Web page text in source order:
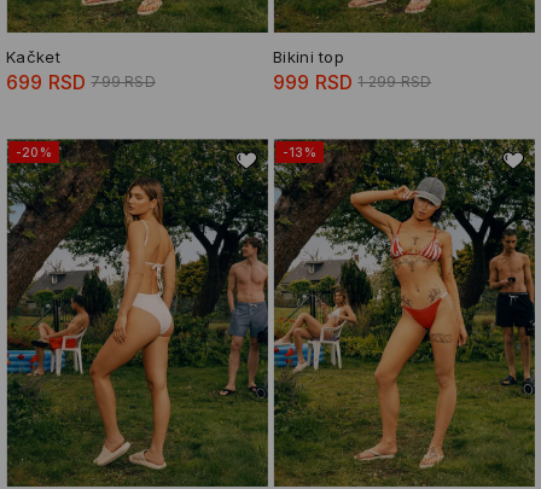
Kačket
699 RSD 799 RSD
Bikini top
999 RSD 1 299 RSD
-20% -13%